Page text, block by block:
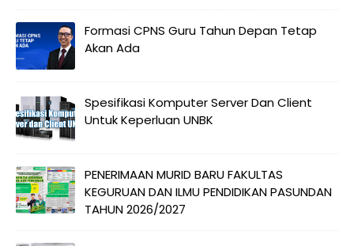
Formasi CPNS Guru Tahun Depan Tetap
Akan Ada
Spesifikasi Komputer Server Dan Client
Untuk Keperluan UNBK
PENERIMAAN MURID BARU FAKULTAS
KEGURUAN DAN ILMU PENDIDIKAN PASUNDAN
TAHUN 2026/2027